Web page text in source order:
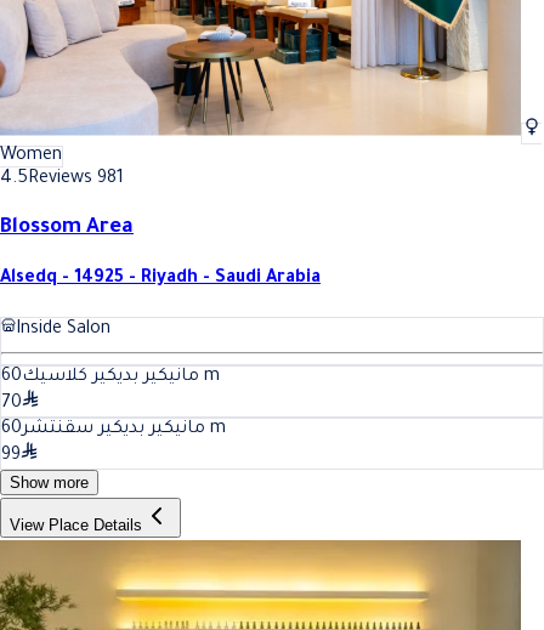
Women
4.5Reviews 981
Blossom Area
Alsedq - 14925 - Riyadh - Saudi Arabia
Inside Salon
مانيكير بديكير كلاسيك60
m
70
مانيكير بديكير ﺳﻘﻨﺘﺸﺮ60
m
99
Show more
View Place Details